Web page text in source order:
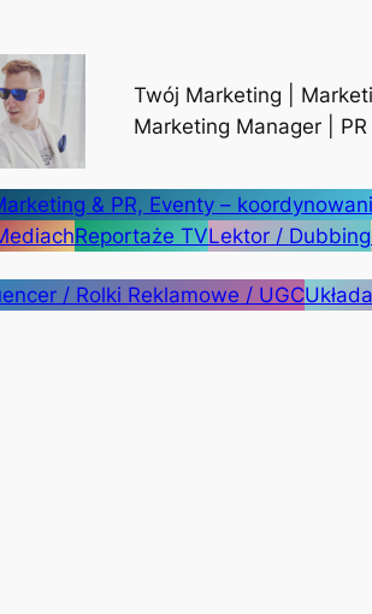
Twój Marketing |
Marketing Manager |
& PR, Eventy –
Reportaże TVLektor / Dubbing
/ Rolki Reklamowe / UGC